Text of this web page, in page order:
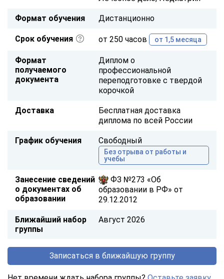
Формат обучения Дистанционно
Срок обучения от 250 часов от 1,5 месяца
Формат
получаемого
документа
Диплом о
профессиональной
переподготовке с твердой
корочкой
Доставка
Бесплатная доставка
диплома по всей России
График обучения Свободный
Без отрыва от работы и
учебы
Занесение сведений
о документах об
образовании
ФЗ №273 «Об
образовании в РФ» от
29.12.2012
Ближайший набор
группы
Август 2026
Записаться в ближайшую группу